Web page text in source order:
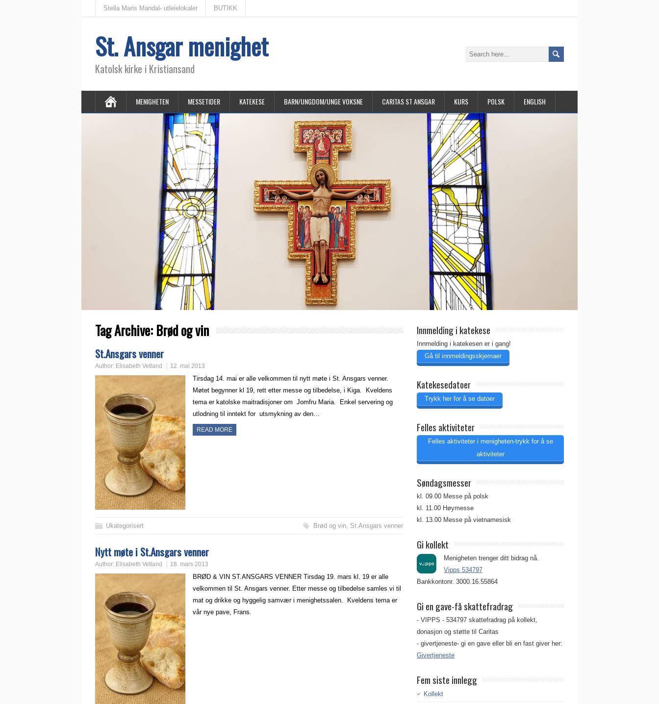
Stella Maris Mandal- utleielokaler BUTIKK
St. Ansgar menighet
Katolsk kirke i Kristiansand
MENIGHETEN MESSETIDER KATEKESE BARN/UNGDOM/UNGE VOKSNE CARITAS ST ANSGAR KURS POLSK ENGLISH
Tag Archive: Brød og vin
St.Ansgars venner
Author: Elisabeth Vetland 12. mai 2013
Tirsdag 14. mai er alle velkommen til nytt møte i St. Ansgars venner.
Møtet begynner kl 19, rett etter messe og tilbedelse, i Kiga. Kveldens
tema er katolske maitradisjoner om Jomfru Maria. Enkel servering og
utlodning til inntekt for utsmykning av den…
READ MORE
Ukategorisert Brød og vin, St.Ansgars venner
Nytt møte i St.Ansgars venner
Author: Elisabeth Vetland 18. mars 2013
BRØD & VIN ST.ANSGARS VENNER Tirsdag 19. mars kl. 19 er alle
velkommen til St. Ansgars venner. Etter messe og tilbedelse samles vi til
mat og drikke og hyggelig samvær i menighetssalen. Kveldens tema er
vår nye pave, Frans.
Innmelding i katekese
Innmelding i katekesen er i gang!
Gå til innmeldingsskjemaer
Katekesedatoer
Trykk her for å se datoer
Felles aktiviteter
Felles aktiviteter i menigheten-trykk for å se
aktiviteter
Søndagsmesser
kl. 09.00 Messe på polsk
kl. 11.00 Høymesse
kl. 13.00 Messe på vietnamesisk
Gi kollekt
Menigheten trenger ditt bidrag nå.
Vipps 534797
Bankkontonr. 3000.16.55864
Gi en gave-få skattefradrag
- VIPPS - 534797 skattefradrag på kollekt,
donasjon og støtte til Caritas
- givertjeneste- gi en gave eller bli en fast giver her:
Givertjeneste
Fem siste innlegg
Kollekt